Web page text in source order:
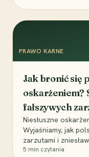
PRAWO KARNE
Jak bronić się
oskarżeniem?
fałszywych
Niesłuszne
Wyjaśniamy, jak
zarzutami i
5 min czytania